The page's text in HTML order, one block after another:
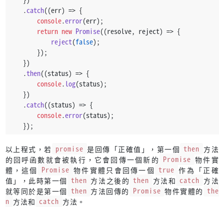
    .
catch((err) => {
console.error(err);
return new Promise((resolve, reject) => {
reject(false);
        });
    })
    .
then((status) => {
console. log(status);
    })
    .
catch((status) => {
console.error(status);
    });
以上程式，若 promise 是回傳「正確值」，第一個 then 方法
的回呼函數就會被執行，它會回傳一個新的 Promise 物件實
體，這個 Promise 物件實體只會回傳一個 true 作為「正確
值」，此時第一個 then 方法之後的 then 方法和 catch 方法
就等同於是第一個 then 方法回傳的 Promise 物件實體的 the
n 方法和 catch 方法。